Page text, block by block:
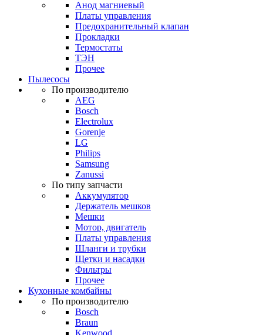
Анод магниевый
Платы управления
Предохранительный клапан
Прокладки
Термостаты
ТЭН
Прочее
Пылесосы
По производителю
AEG
Bosch
Electrolux
Gorenje
LG
Philips
Samsung
Zanussi
По типу запчасти
Аккумулятор
Держатель мешков
Мешки
Мотор, двигатель
Платы управления
Шланги и трубки
Щетки и насадки
Фильтры
Прочее
Кухонные комбайны
По производителю
Bosch
Braun
Kenwood